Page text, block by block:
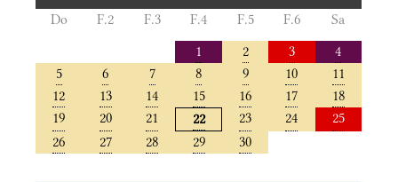
Do F.2 F.3 F.4 F.5 F.6
Sa
1
2 3
4
5
6 7 8 9 10
11
12
13 14 15 16 17
18
19
20 21 22 23 24
25
26
27 28 29 30